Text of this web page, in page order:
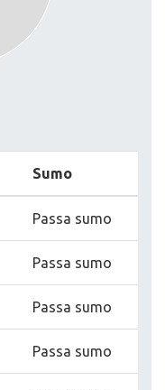
Sumo
Passa sumo
Passa sumo
Passa sumo
Passa sumo